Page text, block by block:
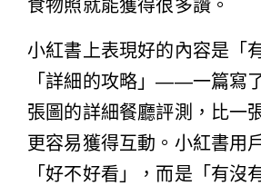
食物照就能獲得很多讚。
小紅書上表現好的內容是「
「詳細的攻略」——一篇寫
張圖的詳細餐廳評測，比一
更容易獲得互動。小紅書用
「好不好看」，而是「有沒